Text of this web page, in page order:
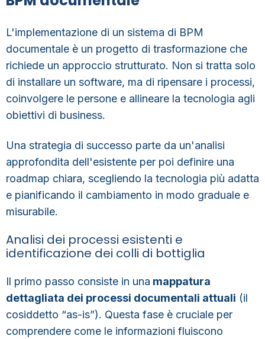
L'implementazione di un sistema di BPM
documentale è un progetto di trasformazione che
richiede un approccio strutturato. Non si tratta solo
di installare un software, ma di ripensare i processi,
coinvolgere le persone e allineare la tecnologia agli
obiettivi di business.
Una strategia di successo parte da un'analisi
approfondita dell'esistente per poi definire una
roadmap chiara, scegliendo la tecnologia più adatta
e pianificando il cambiamento in modo graduale e
misurabile.
Analisi dei processi esistenti e
identificazione dei colli di bottiglia
Il primo passo consiste in una mappatura
dettagliata dei processi documentali attuali (il
cosiddetto “as-is”). Questa fase è cruciale per
comprendere come le informazioni fluiscono